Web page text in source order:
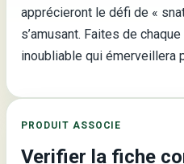
apprécieront le défi de «
s’amusant. Faites de
inoubliable qui émerveillera
PRODUIT ASSOCIE
Verifier la fiche